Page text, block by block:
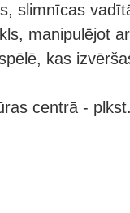
slimnīcas
manipulējot
kas
centrā -